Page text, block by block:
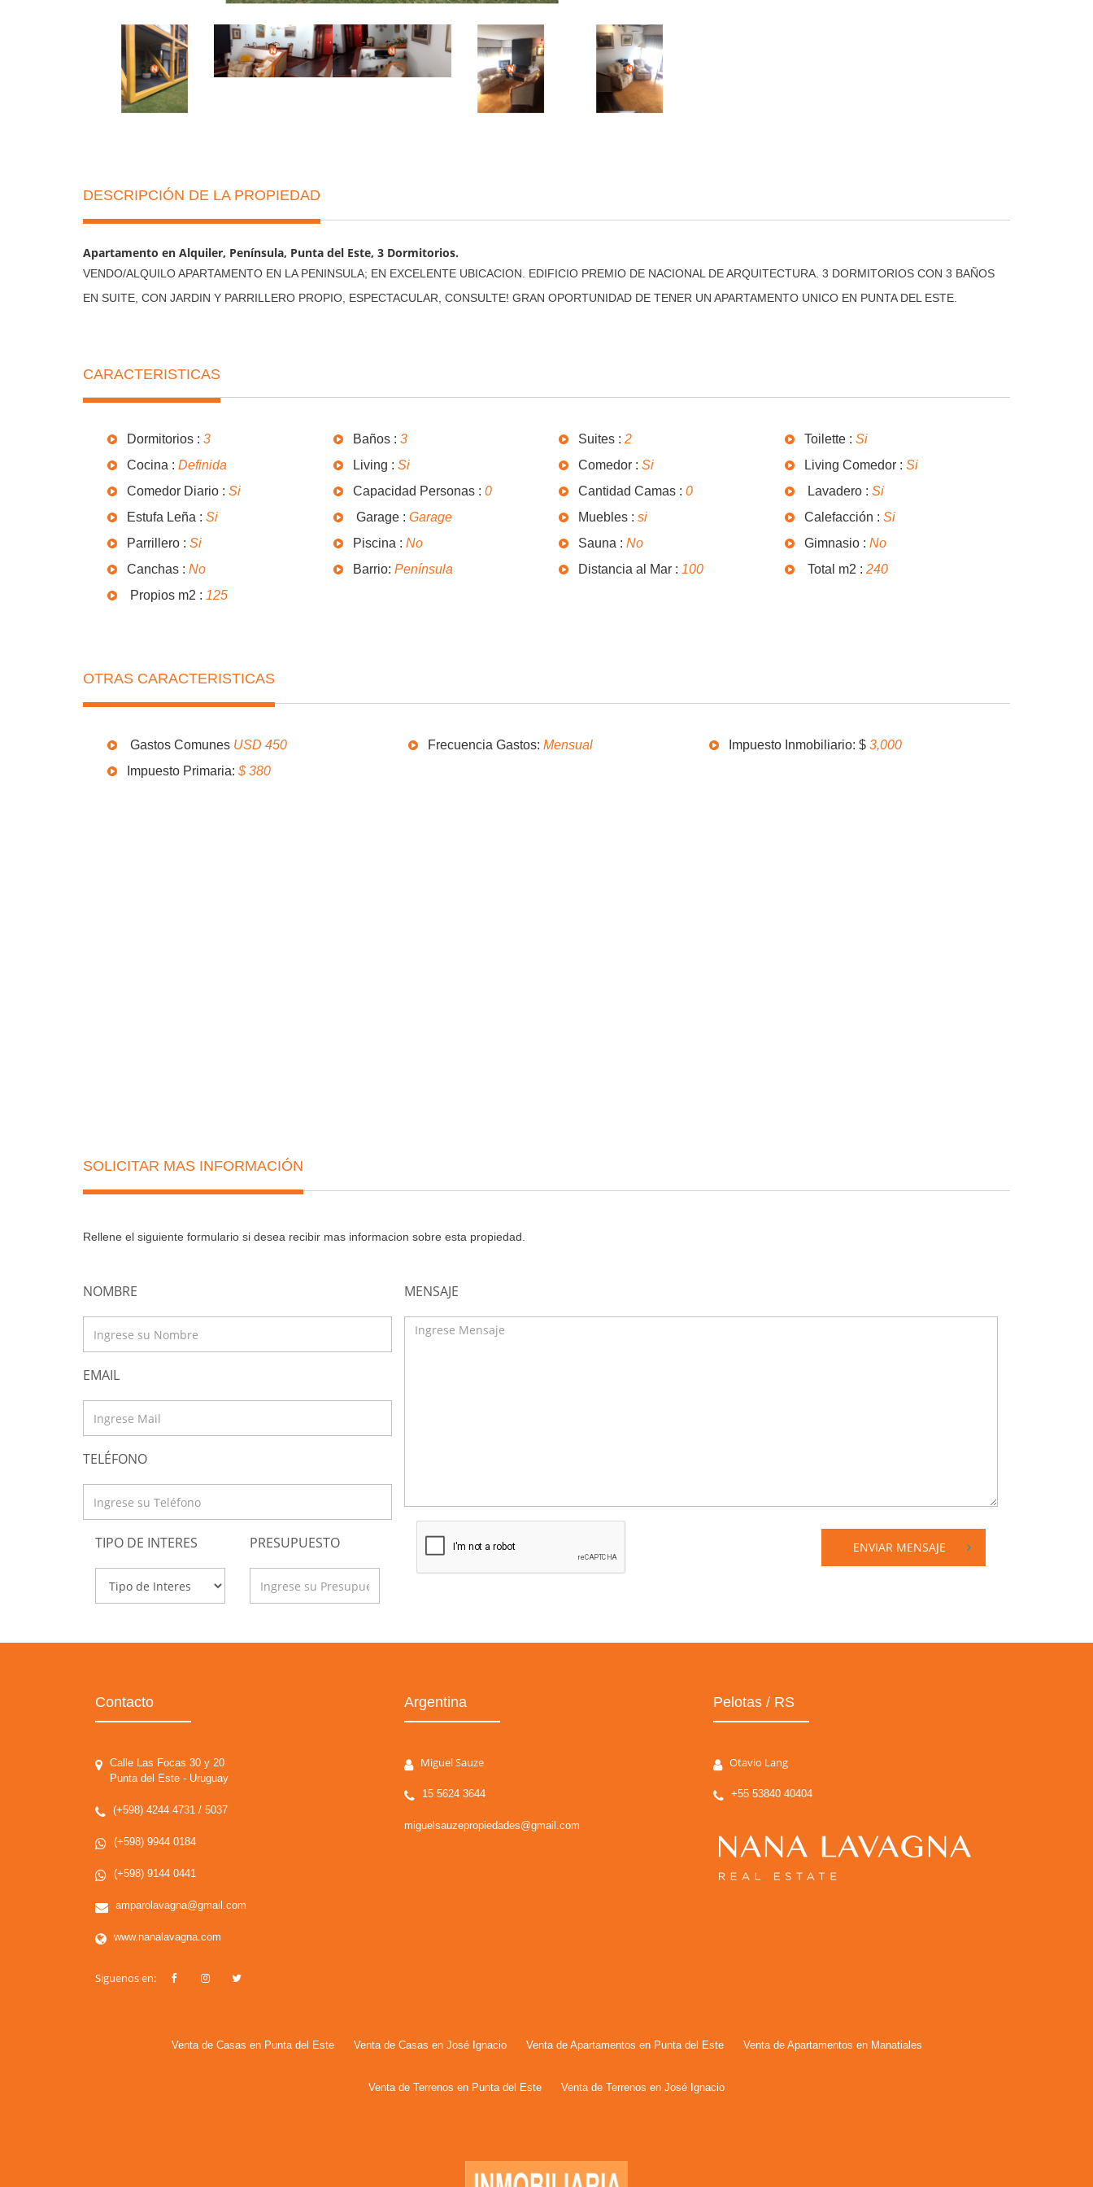
DESCRIPCIÓN DE LA PROPIEDAD
Apartamento en Alquiler, Península, Punta del Este, 3 Dormitorios.
VENDO/ALQUILO APARTAMENTO EN LA PENINSULA; EN EXCELENTE UBICACION. EDIFICIO PREMIO DE NACIONAL DE ARQUITECTURA. 3 DORMITORIOS CON 3 BAÑOS
EN SUITE, CON JARDIN Y PARRILLERO PROPIO, ESPECTACULAR, CONSULTE! GRAN OPORTUNIDAD DE TENER UN APARTAMENTO UNICO EN PUNTA DEL ESTE.
CARACTERISTICAS
Dormitorios : 3 Baños : 3 Suites : 2 Toilette : Si
Cocina : Definida Living : Si Comedor : Si Living Comedor : Si
Comedor Diario : Si Capacidad Personas : 0 Cantidad Camas : 0 Lavadero : Si
Estufa Leña : Si Garage : Garage Muebles : si Calefacción : Si
Parrillero : Si Piscina : No Sauna : No Gimnasio : No
Canchas : No Barrio: Península Distancia al Mar : 100 Total m2 : 240
Propios m2 : 125
OTRAS CARACTERISTICAS
Gastos Comunes USD 450 Frecuencia Gastos: Mensual Impuesto Inmobiliario: $ 3,000
Impuesto Primaria: $ 380
SOLICITAR MAS INFORMACIÓN
Rellene el siguiente formulario si desea recibir mas informacion sobre esta propiedad.
NOMBRE
EMAIL
TELÉFONO
TIPO DE INTERES PRESUPUESTO
MENSAJE
ENVIAR MENSAJE
Contacto
Calle Las Focas 30 y 20
Punta del Este - Uruguay
(+598) 4244 4731 / 5037
(+598) 9944 0184
(+598) 9144 0441
amparolavagna@gmail.com
www.nanalavagna.com
Siguenos en:
Argentina
Miguel Sauze
15 5624 3644
miguelsauzepropiedades@gmail.com
Pelotas / RS
Otavio Lang
+55 53840 40404
Venta de Casas en Punta del Este Venta de Casas en José Ignacio Venta de Apartamentos en Punta del Este Venta de Apartamentos en Manatiales
Venta de Terrenos en Punta del Este Venta de Terrenos en José Ignacio